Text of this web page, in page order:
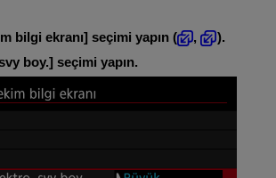
bilgi ekranı] seçimi yapın ( ,
).
boy.] seçimi yapın.